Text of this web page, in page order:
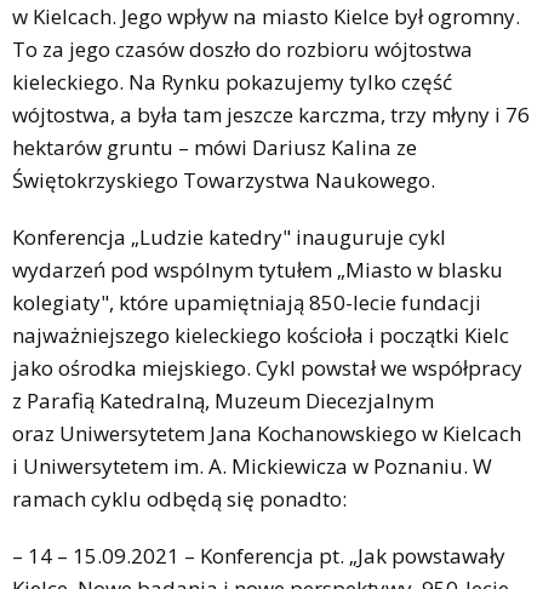
w Kielcach. Jego wpływ na miasto Kielce był ogromny.
To za jego czasów doszło do rozbioru wójtostwa
kieleckiego. Na Rynku pokazujemy tylko część
wójtostwa, a była tam jeszcze karczma, trzy młyny i 76
hektarów gruntu – mówi Dariusz Kalina ze
Świętokrzyskiego Towarzystwa Naukowego.
Konferencja „Ludzie katedry" inauguruje cykl
wydarzeń pod wspólnym tytułem „Miasto w blasku
kolegiaty", które upamiętniają 850-lecie fundacji
najważniejszego kieleckiego kościoła i początki Kielc
jako ośrodka miejskiego. Cykl powstał we współpracy
z Parafią Katedralną, Muzeum Diecezjalnym
oraz Uniwersytetem Jana Kochanowskiego w Kielcach
i Uniwersytetem im. A. Mickiewicza w Poznaniu. W
ramach cyklu odbędą się ponadto:
– 14 – 15.09.2021 – Konferencja pt. „Jak powstawały